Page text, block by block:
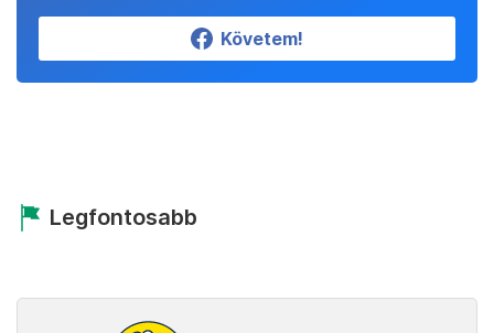
Követem!
Legfontosabb